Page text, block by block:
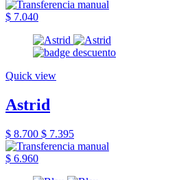
$ 7.040
Quick view
Astrid
$ 8.700 $ 7.395
$ 6.960